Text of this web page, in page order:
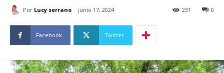
Por Lucy serrano junio 17, 2024 0
231
Facebook Twitter